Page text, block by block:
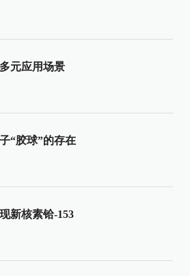
元应用场景
“胶球”的存在
新核素铪-153